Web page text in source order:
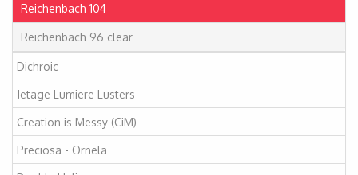
Reichenbach 104
Reichenbach 96 clear
Dichroic
Jetage Lumiere Lusters
Creation is Messy (CiM)
Preciosa - Ornela